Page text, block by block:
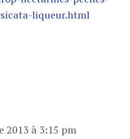
liqueur.html
2013 à 3:15 pm